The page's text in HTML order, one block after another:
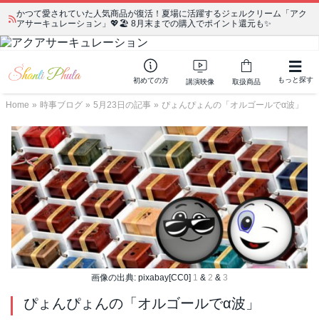
かつて愛されていた人気商品が復活！夏場に活躍するジェルクリーム「アク
アサーキュレーション」💖🏖️ 8月末までの購入でポイント還元も✨
初めての方 講演映像 取扱商品 もっと探す
Home » 時事ブログ » 5月23日の記事 » ぴょんぴょんの「オルゴールでα波」
画像の出典: pixabay[CC0] 1 & 2 & 3
ぴょんぴょんの「オルゴールでα波」